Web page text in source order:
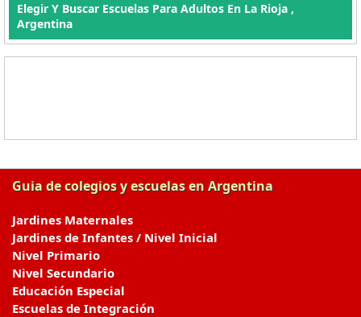
Elegir Y Buscar Escuelas Para Adultos En La Rioja ,
Argentina
Guia de colegios y escuelas en Argentina
Jardines Maternales
Jardines de Infantes / Nivel Inicial
Nivel Primario
Nivel Secundario
Educación Especial
Escuelas de Integración